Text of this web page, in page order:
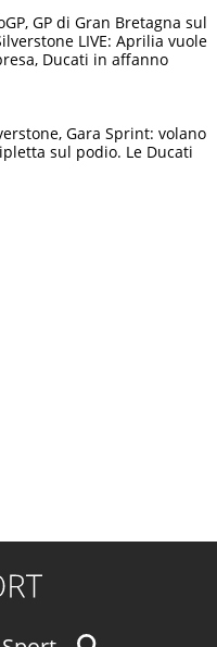
GP di Gran Bretagna sul
LIVE: Aprilia vuole
Ducati in affanno
Gara Sprint: volano
sul podio. Le Ducati